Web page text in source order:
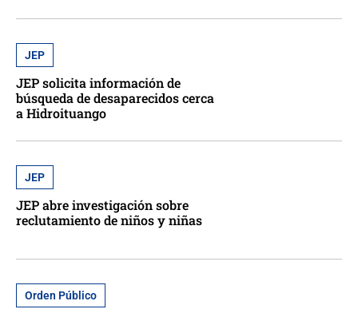
JEP
JEP solicita información de
búsqueda de desaparecidos cerca
a Hidroituango
JEP
JEP abre investigación sobre
reclutamiento de niños y niñas
Orden Público